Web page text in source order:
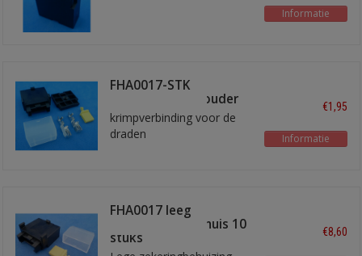
Informatie
FHA0017-STK
steekzekeringhouder
krimpverbinding voor de
draden
€1,95
Informatie
FHA0017 leeg
zekeringhouderhuis 10
stuks
€8,60